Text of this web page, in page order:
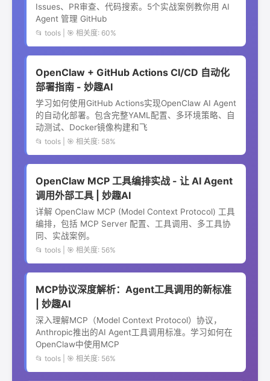
Issues、PR审查、代码搜索。5个实战案例教你用 AI
Agent 管理 GitHub
📂 tools | 🎯 相关度: 60%
OpenClaw + GitHub Actions CI/CD 自动化
部署指南 - 妙趣AI
学习如何使用GitHub Actions实现OpenClaw AI Agent
的自动化部署。包含完整YAML配置、多环境策略、自
动测试、Docker镜像构建和飞
📂 tools | 🎯 相关度: 58%
OpenClaw MCP 工具编排实战 - 让 AI Agent
调用外部工具 | 妙趣AI
详解 OpenClaw MCP (Model Context Protocol) 工具
编排，包括 MCP Server 配置、工具调用、多工具协
同、实战案例。
📂 tools | 🎯 相关度: 56%
MCP协议深度解析：Agent工具调用的新标准
| 妙趣AI
深入理解MCP（Model Context Protocol）协议，
Anthropic推出的AI Agent工具调用标准。学习如何在
OpenClaw中使用MCP
📂 tools | 🎯 相关度: 56%